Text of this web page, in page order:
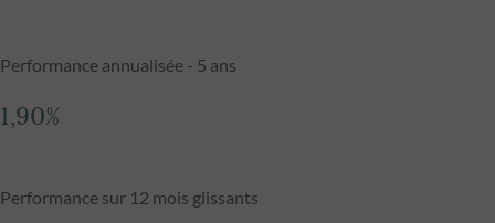
Performance annualisée - 5 ans
1,90%
Performance sur 12 mois glissants